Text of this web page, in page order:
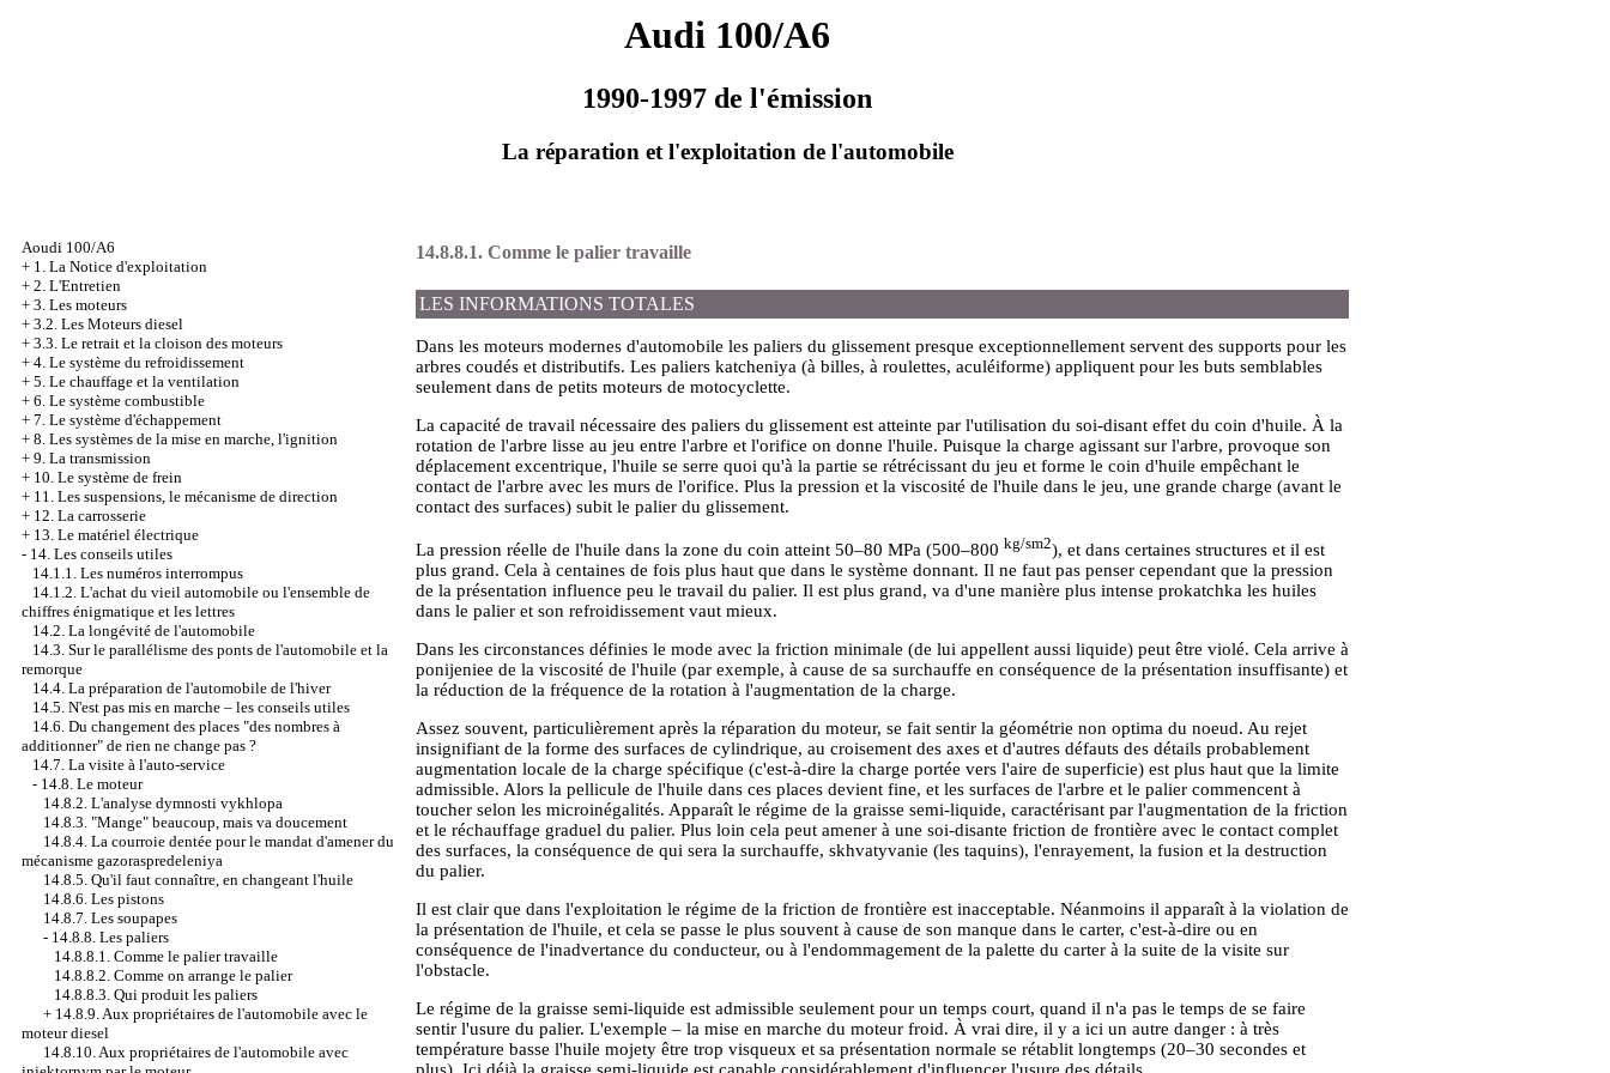
Audi 100/A6
1990-1997 de l'émission
La réparation et l'exploitation de l'automobile
Aoudi 100/A6
+ 1. La Notice d'exploitation
+ 2. L'Entretien
+ 3. Les moteurs
+ 3.2. Les Moteurs diesel
+ 3.3. Le retrait et la cloison des moteurs
+ 4. Le système du refroidissement
+ 5. Le chauffage et la ventilation
+ 6. Le système combustible
+ 7. Le système d'échappement
+ 8. Les systèmes de la mise en marche, l'ignition
+ 9. La transmission
+ 10. Le système de frein
+ 11. Les suspensions, le mécanisme de direction
+ 12. La carrosserie
+ 13. Le matériel électrique
- 14. Les conseils utiles
14.1.1. Les numéros interrompus
14.1.2. L'achat du vieil automobile ou l'ensemble de
chiffres énigmatique et les lettres
14.2. La longévité de l'automobile
14.3. Sur le parallélisme des ponts de l'automobile et la
remorque
14.4. La préparation de l'automobile de l'hiver
14.5. N'est pas mis en marche – les conseils utiles
14.6. Du changement des places "des nombres à
additionner" de rien ne change pas ?
14.7. La visite à l'auto-service
- 14.8. Le moteur
14.8.2. L'analyse dymnosti vykhlopa
14.8.3. "Mange" beaucoup, mais va doucement
14.8.4. La courroie dentée pour le mandat d'amener du
mécanisme gazoraspredeleniya
14.8.5. Qu'il faut connaître, en changeant l'huile
14.8.6. Les pistons
14.8.7. Les soupapes
- 14.8.8. Les paliers
14.8.8.1. Comme le palier travaille
14.8.8.2. Comme on arrange le palier
14.8.8.3. Qui produit les paliers
+ 14.8.9. Aux propriétaires de l'automobile avec le
moteur diesel
14.8.10. Aux propriétaires de l'automobile avec
14.8.8.1. Comme le palier travaille
LES INFORMATIONS TOTALES
Dans les moteurs modernes d'automobile les paliers du glissement presque exceptionnellement servent des supports pour les
arbres coudés et distributifs. Les paliers katcheniya (à billes, à roulettes, aculéiforme) appliquent pour les buts semblables
seulement dans de petits moteurs de motocyclette.
La capacité de travail nécessaire des paliers du glissement est atteinte par l'utilisation du soi-disant effet du coin d'huile. À la
rotation de l'arbre lisse au jeu entre l'arbre et l'orifice on donne l'huile. Puisque la charge agissant sur l'arbre, provoque son
déplacement excentrique, l'huile se serre quoi qu'à la partie se rétrécissant du jeu et forme le coin d'huile empêchant le
contact de l'arbre avec les murs de l'orifice. Plus la pression et la viscosité de l'huile dans le jeu, une grande charge (avant le
contact des surfaces) subit le palier du glissement.
La pression réelle de l'huile dans la zone du coin atteint 50–80 MPa (500–800 kg/sm2), et dans certaines structures et il est
plus grand. Cela à centaines de fois plus haut que dans le système donnant. Il ne faut pas penser cependant que la pression
de la présentation influence peu le travail du palier. Il est plus grand, va d'une manière plus intense prokatchka les huiles
dans le palier et son refroidissement vaut mieux.
Dans les circonstances définies le mode avec la friction minimale (de lui appellent aussi liquide) peut être violé. Cela arrive à
ponijeniee de la viscosité de l'huile (par exemple, à cause de sa surchauffe en conséquence de la présentation insuffisante) et
la réduction de la fréquence de la rotation à l'augmentation de la charge.
Assez souvent, particulièrement après la réparation du moteur, se fait sentir la géométrie non optima du noeud. Au rejet
insignifiant de la forme des surfaces de cylindrique, au croisement des axes et d'autres défauts des détails probablement
augmentation locale de la charge spécifique (c'est-à-dire la charge portée vers l'aire de superficie) est plus haut que la limite
admissible. Alors la pellicule de l'huile dans ces places devient fine, et les surfaces de l'arbre et le palier commencent à
toucher selon les microinégalités. Apparaît le régime de la graisse semi-liquide, caractérisant par l'augmentation de la friction
et le réchauffage graduel du palier. Plus loin cela peut amener à une soi-disante friction de frontière avec le contact complet
des surfaces, la conséquence de qui sera la surchauffe, skhvatyvanie (les taquins), l'enrayement, la fusion et la destruction
du palier.
Il est clair que dans l'exploitation le régime de la friction de frontière est inacceptable. Néanmoins il apparaît à la violation de
la présentation de l'huile, et cela se passe le plus souvent à cause de son manque dans le carter, c'est-à-dire ou en
conséquence de l'inadvertance du conducteur, ou à l'endommagement de la palette du carter à la suite de la visite sur
l'obstacle.
Le régime de la graisse semi-liquide est admissible seulement pour un temps court, quand il n'a pas le temps de se faire
sentir l'usure du palier. L'exemple – la mise en marche du moteur froid. À vrai dire, il y a ici un autre danger : à très
température basse l'huile mojety être trop visqueux et sa présentation normale se rétablit longtemps (20–30 secondes et
plus). Ici déjà la graisse semi-liquide est capable considérablement d'influencer l'usure des détails.